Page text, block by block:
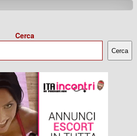
Cerca
Cerca